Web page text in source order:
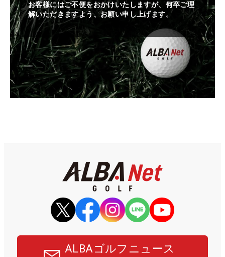
お客様にはご不便をおかけいたしますが、何卒ご理
解いただきますよう、お願い申し上げます。
ALBAゴルフニュース